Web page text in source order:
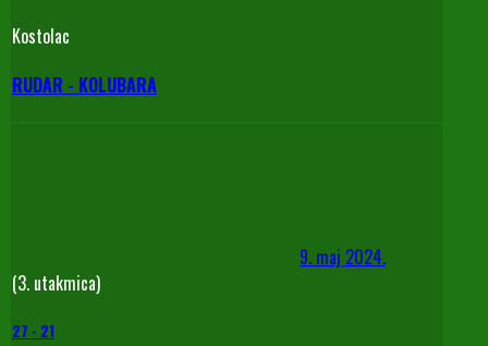
Kostolac
RUDAR - KOLUBARA
9. maj 2024.
(3. utakmica)
27 - 21